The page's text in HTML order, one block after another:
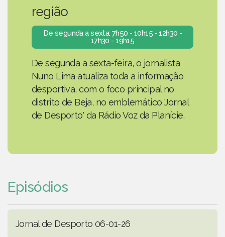
região
De segunda a sexta: 7h50 - 10h15 - 12h30 -
17h30 - 19h15
De segunda a sexta-feira, o jornalista
Nuno Lima atualiza toda a informação
desportiva, com o foco principal no
distrito de Beja, no emblemático 'Jornal
de Desporto' da Rádio Voz da Planície.
Episódios
Jornal de Desporto 06-01-26